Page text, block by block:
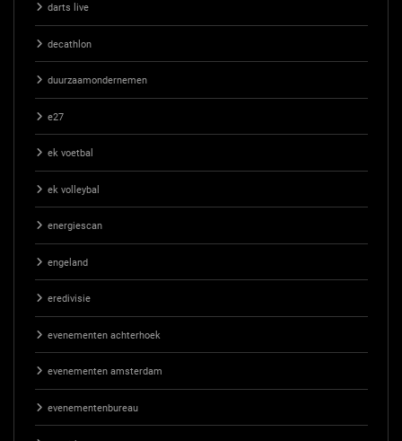
darts live
decathlon
duurzaamondernemen
e27
ek voetbal
ek volleybal
energiescan
engeland
eredivisie
evenementen achterhoek
evenementen amsterdam
evenementenbureau